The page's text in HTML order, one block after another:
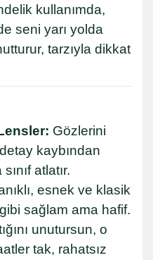
kullanımda,
seni yarı yolda
tarzıyla dikkat
Gözlerini
kaybından
atlatır.
esnek ve klasik
sağlam ama hafif.
unutursun, o
tak, rahatsız